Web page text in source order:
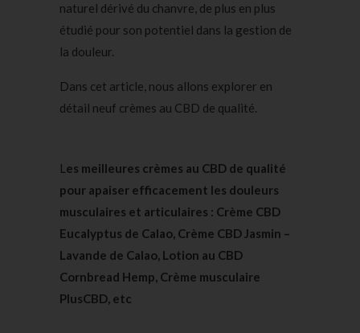
naturel dérivé du chanvre, de plus en plus
étudié pour son potentiel dans la gestion de
la douleur.
Dans cet article, nous allons explorer en
détail neuf crèmes au CBD de qualité.
L es meilleures crèmes au CBD de qualité
pour apaiser efficacement les douleurs
musculaires et articulaires : Crème CBD
Eucalyptus de Calao, Crème CBD Jasmin –
Lavande de Calao, Lotion au CBD
Cornbread Hemp, Crème musculaire
PlusCBD, etc